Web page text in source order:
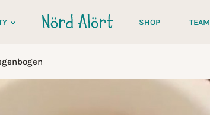
SHOP TEAM